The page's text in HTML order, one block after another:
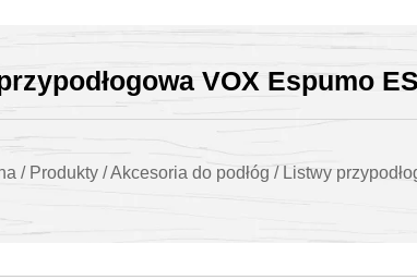
VOX Espumo
/ Produkty /Akcesoria do podłóg / Listwy